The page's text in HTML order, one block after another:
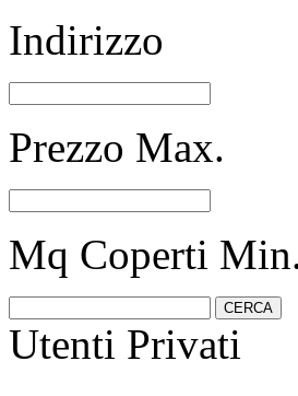
Indirizzo
Prezzo Max.
Mq Coperti
Utenti Privati